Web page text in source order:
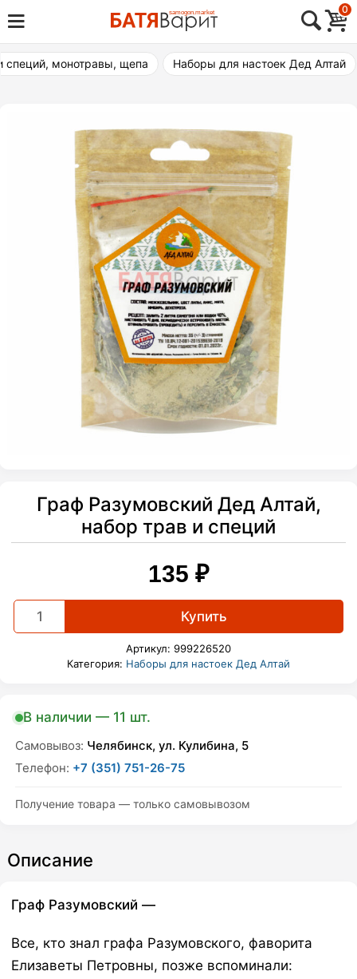
Skip
to
content
Товары для виноделия, самогоноварения,
пивоварения
0
специй, монотравы, щепа Наборы для настоек Дед Алтай
Граф Разумовский Дед Алтай,
набор трав и специй
135 ₽
Граф
Разумовский
и
специй
quantity
Купить
Артикул: 999226520
Категория: Наборы для настоек Дед Алтай
В наличии — 11 шт.
Самовывоз: Челябинск, ул. Кулибина, 5
Телефон: +7 (351) 751-26-75
Получение товара — только самовывозом
Описание
Граф Разумовский —
Все, кто знал графа Разумовского, фаворита
Елизаветы Петровны, позже вспоминали: